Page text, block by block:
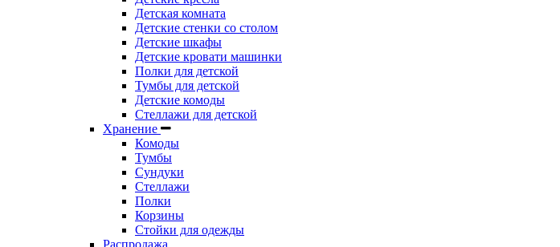
Детская комната
Детские стенки со столом
Детские шкафы
Детские кровати машинки
Полки для детской
Тумбы для детской
Детские комоды
Стеллажи для детской
Хранение
Комоды
Тумбы
Сундуки
Стеллажи
Полки
Корзины
Стойки для одежды
Распродажа